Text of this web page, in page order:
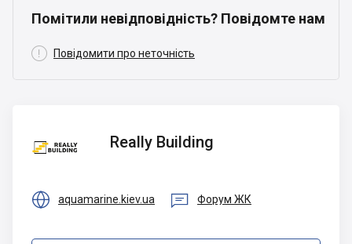
Помітили невідповідність? Повідомте нам
 Повідомити про неточність
Building
Really Building
 aquamarine.kiev.ua  Форум ЖК